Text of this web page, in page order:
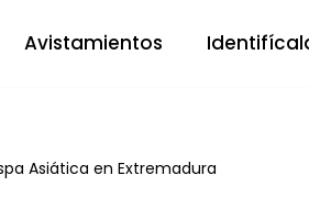
Avistamientos
Asiática en Extremadura